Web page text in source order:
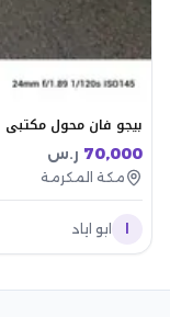
بيجو فان محول مكتبي
70,000 ر.س
مكة المكرمة
ابو اياد